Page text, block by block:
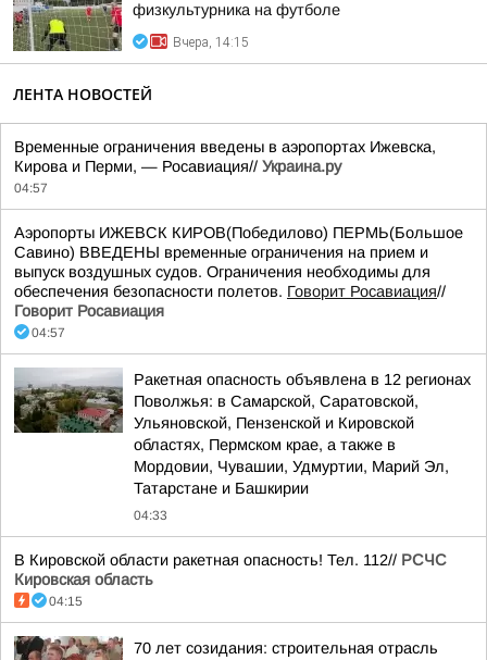
физкультурника на футболе
Вчера, 14:15
ЛЕНТА НОВОСТЕЙ
Временные ограничения введены в аэропортах Ижевска,
Кирова и Перми, — Росавиация// Украина.ру
04:57
Аэропорты ИЖЕВСК КИРОВ(Победилово) ПЕРМЬ(Большое
Савино) ВВЕДЕНЫ временные ограничения на прием и
выпуск воздушных судов. Ограничения необходимы для
обеспечения безопасности полетов. Говорит Росавиация//
Говорит Росавиация
04:57
Ракетная опасность объявлена в 12 регионах
Поволжья: в Самарской, Саратовской,
Ульяновской, Пензенской и Кировской
областях, Пермском крае, а также в
Мордовии, Чувашии, Удмуртии, Марий Эл,
Татарстане и Башкирии
04:33
В Кировской области ракетная опасность! Тел. 112// РСЧС
Кировская область
04:15
70 лет созидания: строительная отрасль